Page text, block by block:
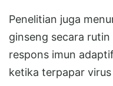
Penelitian juga
ginseng secara
respons imun
ketika terpapar